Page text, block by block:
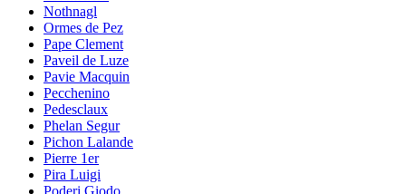
Nothnagl
Ormes de Pez
Pape Clement
Paveil de Luze
Pavie Macquin
Pecchenino
Pedesclaux
Phelan Segur
Pichon Lalande
Pierre 1er
Pira Luigi
Poderi Giodo